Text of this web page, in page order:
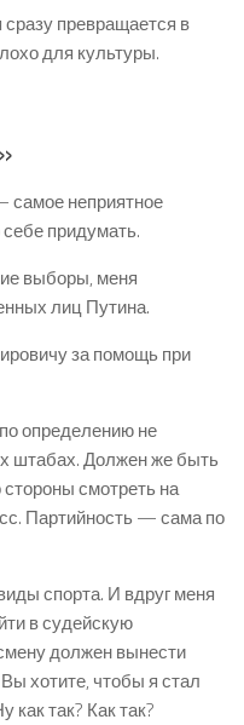
превращается в
для культуры.
самое неприятное
придумать.
выборы, меня
лиц Путина.
за помощь при
определению не
штабах. Должен же быть
стороны смотреть на
Партийность — сама по
спорта. И вдруг меня
в судейскую
должен вынести
хотите, чтобы я стал
как так? Как так?